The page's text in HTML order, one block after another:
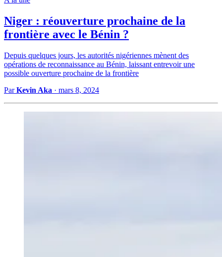
Niger : réouverture prochaine de la
frontière avec le Bénin ?
Depuis quelques jours, les autorités nigériennes mènent des
opérations de reconnaissance au Bénin, laissant entrevoir une
possible ouverture prochaine de la frontière
ParKevin Aka · mars 8, 2024